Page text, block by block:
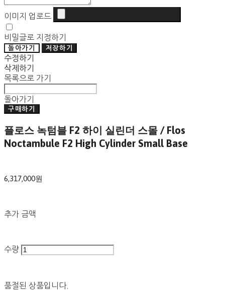
이미지 업로드
비밀글로 지정하기
돌아가기 저장하기
수정하기
삭제하기
목록으로 가기
돌아가기
구매하기
플로스 녹텀블 F2 하이 실린더 스몰 / Flos
Noctambule F2 High Cylinder Small Base
6,317,000원
추가 금액
수량
품절된 상품입니다.